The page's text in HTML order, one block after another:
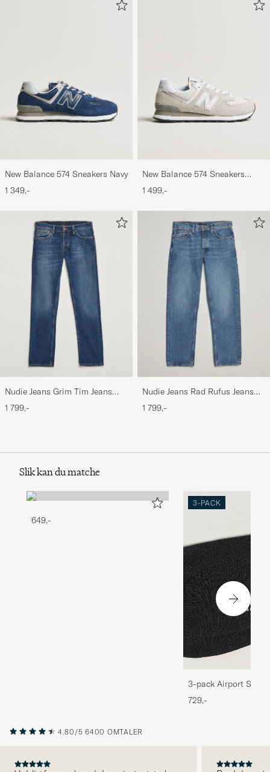
New Balance 574 Sneakers Navy
1 349,-
New Balance 574 Sneakers
Nimbus Cloud
1 499,-
Nudie Jeans Grim Tim Jeans
Indigo Myth
1 799,-
Nudie Jeans Rad Rufus Jeans
Indigo Blues
1 799,-
Slik kan du matche
649,-
3-PACK
3-pack Airport
Melange
729,-
4.80/5 6400 OMTALER